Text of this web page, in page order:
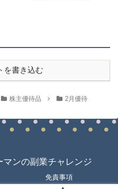
を書き込む
株主優待品 2月優待
ンの副業チャレンジ
免責事項